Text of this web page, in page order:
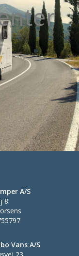
A/S
8
Vans A/S